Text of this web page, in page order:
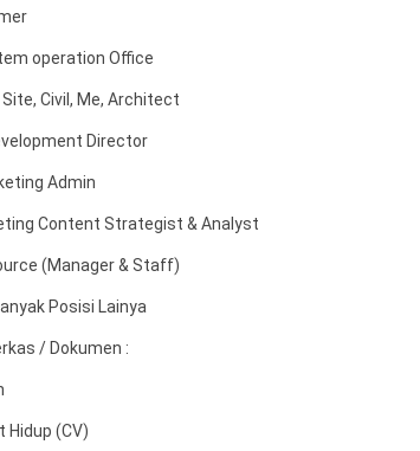
operation Office
Civil, Me, Architect
Director
Admin
Content Strategist & Analyst
(Manager & Staff)
Posisi Lainya
/ Dokumen :
Hidup (CV)